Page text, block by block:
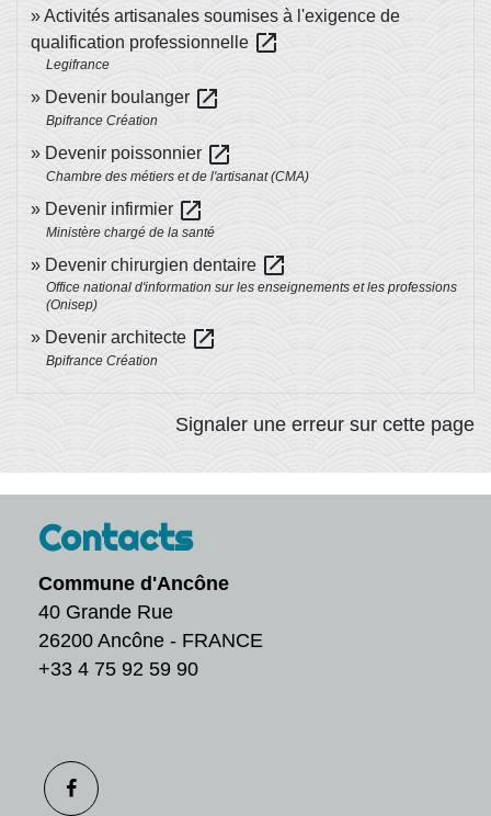
Activités artisanales soumises à l'exigence de
qualification professionnelle open_in_new
Legifrance
Devenir boulanger open_in_new
Bpifrance Création
Devenir poissonnier open_in_new
Chambre des métiers et de l'artisanat (CMA)
Devenir infirmier open_in_new
Ministère chargé de la santé
Devenir chirurgien dentaire open_in_new
Office national d'information sur les enseignements et les professions
(Onisep)
Devenir architecte open_in_new
Bpifrance Création
Signaler une erreur sur cette page
Contacts
Commune d'Ancône
40 Grande Rue
26200 Ancône - FRANCE
+33 4 75 92 59 90